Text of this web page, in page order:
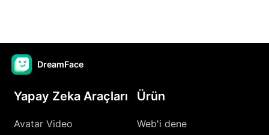
DreamFace
Yapay Zeka Araçları
Avatar Video
Ürün
Web'i dene